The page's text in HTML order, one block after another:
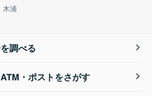
木浦
調べる
・ポストをさがす